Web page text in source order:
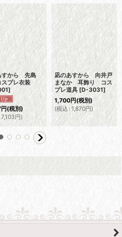
すから 先島
プレ衣装
]
円(税別)
7,103円)
凪のあすから 向井戸
まなか 耳飾り コス
プレ道具 [D-3031]
1,700円(税別)
(税込 : 1,870円)